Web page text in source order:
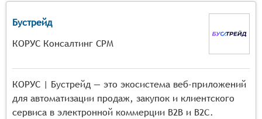
Бустрейд
КОРУС Консалтинг СРМ
КОРУС | Бустрейд — это экосистема веб-приложений
для автоматизации продаж, закупок и клиентского
сервиса в электронной коммерции B2B и B2C.